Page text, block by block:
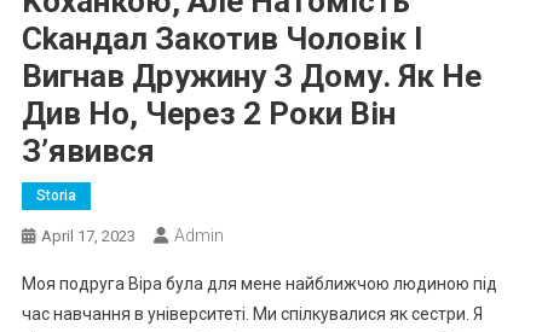
Сkандал Закотив Чоловік І
Вигнав Дружину З Дому. Як Не
Див Но, Через 2 Роки Він
З’явився
Storia
April 17, 2023 Admin
Моя подруга Віра була для мене найближчою людиною під
час навчання в університеті. Ми спілкувалися як сестри. Я